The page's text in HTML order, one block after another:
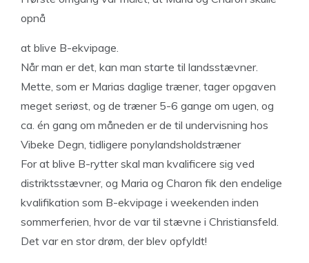
opnå
at blive B-ekvipage.
Når man er det, kan man starte til landsstævner.
Mette, som er Marias daglige træner, tager opgaven
meget seriøst, og de træner 5-6 gange om ugen, og
ca. én gang om måneden er de til undervisning hos
Vibeke Degn, tidligere ponylandsholdstræner
For at blive B-rytter skal man kvalificere sig ved
distriktsstævner, og Maria og Charon fik den endelige
kvalifikation som B-ekvipage i weekenden inden
sommerferien, hvor de var til stævne i Christiansfeld.
Det var en stor drøm, der blev opfyldt!